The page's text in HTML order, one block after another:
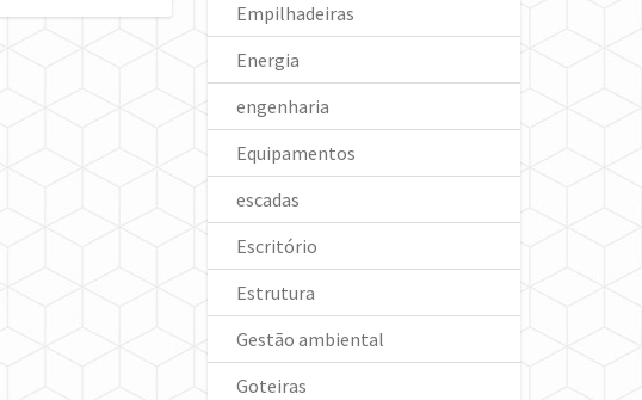
Empilhadeiras
Energia
engenharia
Equipamentos
escadas
Escritório
Estrutura
Gestão ambiental
Goteiras